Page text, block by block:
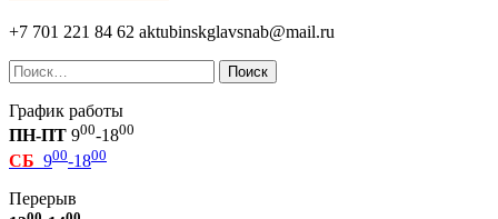
+7 701 221 84 62 aktubinskglavsnab@mail.ru
Поиск
График работы
ПН-ПТ 900-1800
СБ 900-1800
Перерыв